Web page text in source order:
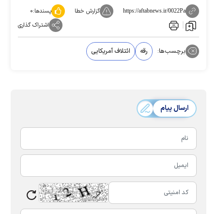
https://aftabnews.ir/0022Pa گزارش خطا پسندها:۰
اشتراک گذاری
برچسب‌ها: رقه ائتلاف آمریکایی
ارسال پیام